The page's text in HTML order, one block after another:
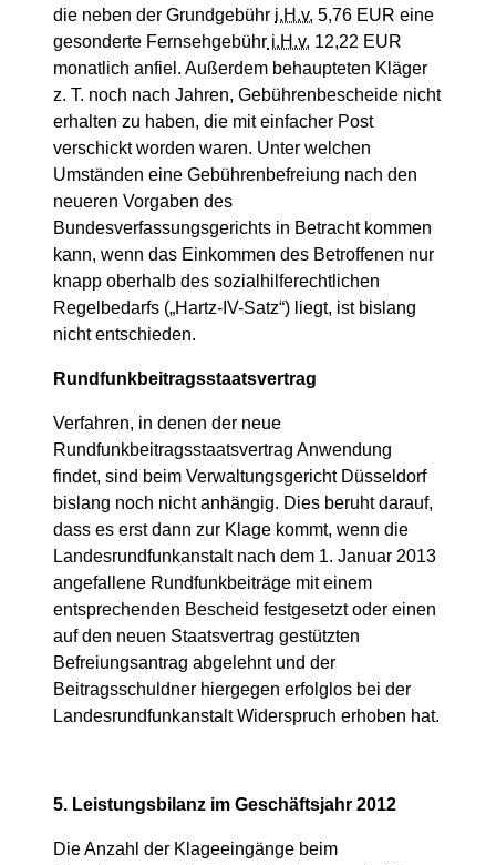
die neben der Grundgebühr i.H.v. 5,76 EUR eine
gesonderte Fernsehgebühr i.H.v. 12,22 EUR
monatlich anfiel. Außerdem behaupteten Kläger
z. T. noch nach Jahren, Gebührenbescheide nicht
erhalten zu haben, die mit einfacher Post
verschickt worden waren. Unter welchen
Umständen eine Gebührenbefreiung nach den
neueren Vorgaben des
Bundesverfassungsgerichts in Betracht kommen
kann, wenn das Einkommen des Betroffenen nur
knapp oberhalb des sozialhilferechtlichen
Regelbedarfs („Hartz-IV-Satz“) liegt, ist bislang
nicht entschieden.
Rundfunkbeitragsstaatsvertrag
Verfahren, in denen der neue
Rundfunkbeitragsstaatsvertrag Anwendung
findet, sind beim Verwaltungsgericht Düsseldorf
bislang noch nicht anhängig. Dies beruht darauf,
dass es erst dann zur Klage kommt, wenn die
Landesrundfunkanstalt nach dem 1. Januar 2013
angefallene Rundfunkbeiträge mit einem
entsprechenden Bescheid festgesetzt oder einen
auf den neuen Staatsvertrag gestützten
Befreiungsantrag abgelehnt und der
Beitragsschuldner hiergegen erfolglos bei der
Landesrundfunkanstalt Widerspruch erhoben hat.
5. Leistungsbilanz im Geschäftsjahr 2012
Die Anzahl der Klageeingänge beim